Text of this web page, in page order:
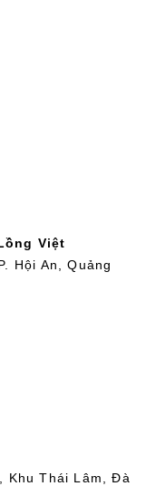
Việt
Hội An, Quảng
Khu Thái Lâm, Đà